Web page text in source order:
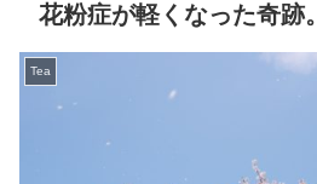
花粉症が軽くなった奇跡。
Tea